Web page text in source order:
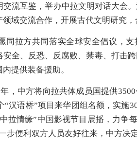
流互鉴，举办中拉文明对话大会
域交流合作，开展古代文明研究，
同拉方共同落实全球安全倡议，
全、反恐、反腐败、禁毒、打击
提供装备援助。
，中方将向拉共体成员国提供
“汉语桥”项目来华团组名额，实
拉情缘”中国影视节目展播，力争
步便利双方人员友好往来，中方决